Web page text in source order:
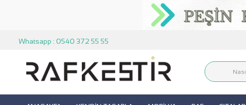
Whatsapp : 0540 372 55 55